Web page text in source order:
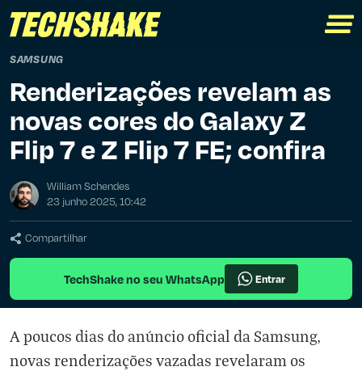
SAMSUNG
Renderizações revelam as
novas cores do Galaxy Z
Flip 7 e Z Flip 7 FE; confira
William Schendes
23 junho 2025, 10:42
Compartilhar
TechShake no seu WhatsApp Entrar
A poucos dias do anúncio oficial da Samsung,
novas renderizações vazadas revelaram os